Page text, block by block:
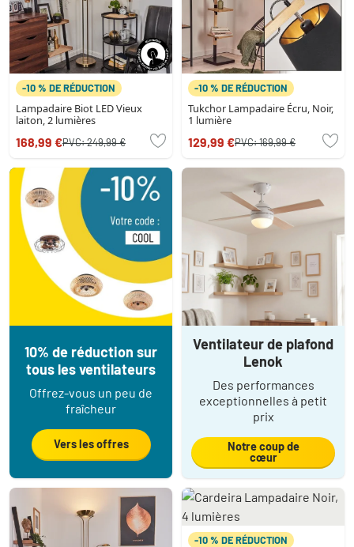
-10 % DE RÉDUCTION
Lampadaire Biot LED Vieux
laiton, 2 lumières
168,99 €PVC:249,99 €
-10 % DE RÉDUCTION
Tukchor Lampadaire Écru, Noir,
1 lumière
129,99 €PVC:169,99 €
10% de réduction sur
tous les ventilateurs
Offrez-vous un peu de
fraîcheur
Vers les offres
Ventilateur de plafond
Lenok
Des performances
exceptionnelles à petit
prix
Notre coup de
cœur
-10 % DE RÉDUCTION